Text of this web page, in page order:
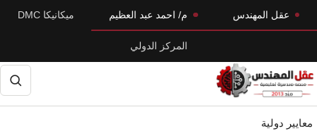
Skip
to
navigation
Skip
to
content
عقل المهندس م/ احمد عبد العظيم ميكانيكا DMC
المركز الدولي
معايير دولية